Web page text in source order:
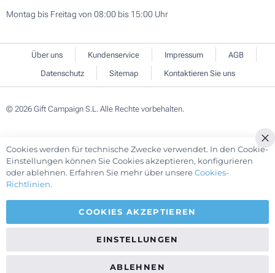
Montag bis Freitag von 08:00 bis 15:00 Uhr
Über uns Kundenservice Impressum
AGB
Datenschutz
Sitemap Kontaktieren Sie uns
© 2026 Gift Campaign S.L. Alle Rechte vorbehalten.
Cookies werden für technische Zwecke verwendet. In den Cookie-
Einstellungen können Sie Cookies akzeptieren, konfigurieren
oder ablehnen. Erfahren Sie mehr über unsereCookies-
Richtlinien.
COOKIES AKZEPTIEREN
EINSTELLUNGEN
ABLEHNEN